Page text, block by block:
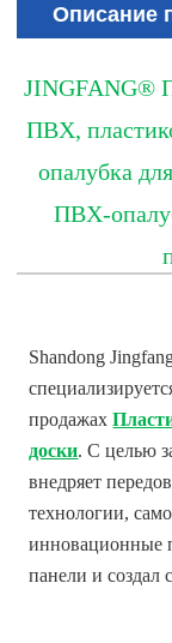
Описание
JINGFANG®
ПВХ,
опалубка
ПВХ-
Shandong
продажах
доски. С целью
внедряет
технологии,
инновационные
панели и создал